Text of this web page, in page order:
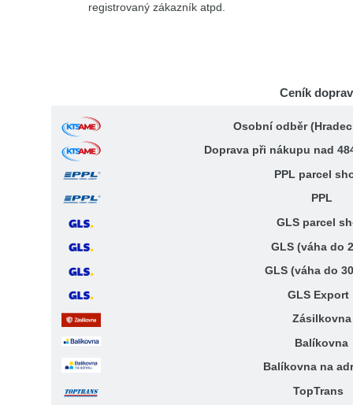
registrovaný zákazník atpd.
Ceník
Osobní odběr
Doprava při nákupu nad
PPL parcel
PPL
GLS parcel
GLS (váha do
GLS (váha do
GLS Export
Zásilkovna
Balíkovna
Balíkovna na
TopTrans